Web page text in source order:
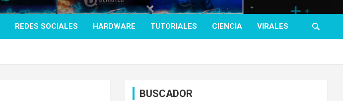
REDES SOCIALES HARDWARE TUTORIALES CIENCIA VIRALES
BUSCADOR